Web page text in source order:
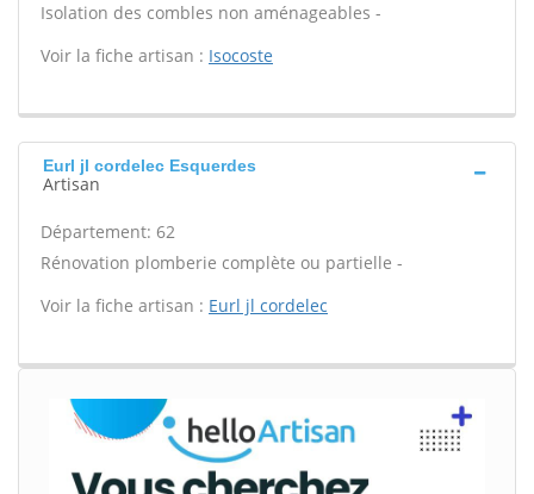
Isolation des combles non aménageables -
Voir la fiche artisan : Isocoste
Eurl jl cordelec Esquerdes
Artisan
Département: 62
Rénovation plomberie complète ou partielle -
Voir la fiche artisan : Eurl jl cordelec